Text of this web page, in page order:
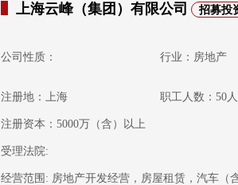
上海云峰（集团）有限公司 招募投
公司性质： 行业：房地产
注册地：上海 职工人数：50
注册资本：5000万（含）以上
受理法院:
经营范围: 房地产开发经营，房屋租赁，汽车（